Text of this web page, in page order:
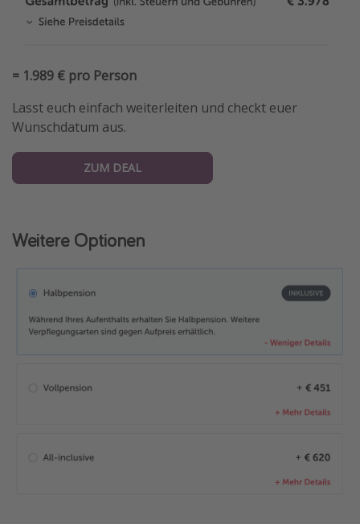
= 1.989 € pro Person
Lasst euch einfach weiterleiten und checkt euer
Wunschdatum aus.
ZUM DEAL
Weitere Optionen